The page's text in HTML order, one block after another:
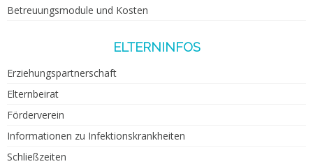
Betreuungsmodule und Kosten
ELTERNINFOS
Erziehungspartnerschaft
Elternbeirat
Förderverein
Informationen zu Infektionskrankheiten
Schließzeiten